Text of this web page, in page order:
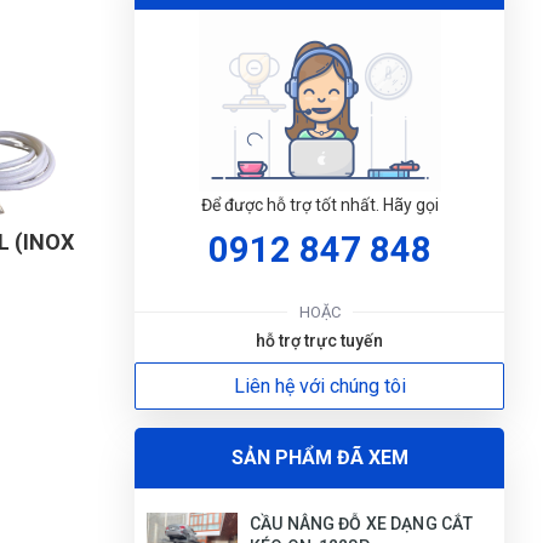
(INOX
(Đánh giá 1 năm trước)
tôi rất khó trong việc lựa chọn bất kì sản
phẩm hay dịch vụ cho mình và gia đình hay
công việc nhưng thật sự ở đây làm tôi trên
(Đánh giá 1 năm trước)
ÁT
Ánh Tuyết
Bảo hành nhanh gọn, hướng dẫn sử dụng
chi tiết
Để được hỗ trợ tốt nhất. Hãy gọi
0912 847 848
HOẶC
hỗ trợ trực tuyến
Liên hệ với chúng tôi
SẢN PHẨM ĐÃ XEM
CẦU NÂNG ĐỖ XE DẠNG CẮT